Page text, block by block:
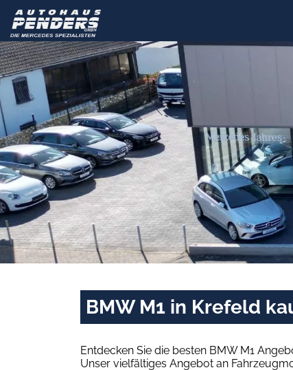
BMW M1 in Krefeld
Entdecken Sie die besten BMW M1
Unser vielfältiges Angebot an